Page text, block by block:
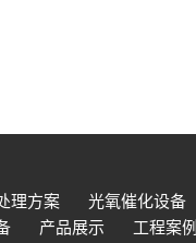
理方案 光氧催化设备
产品展示 工程案例